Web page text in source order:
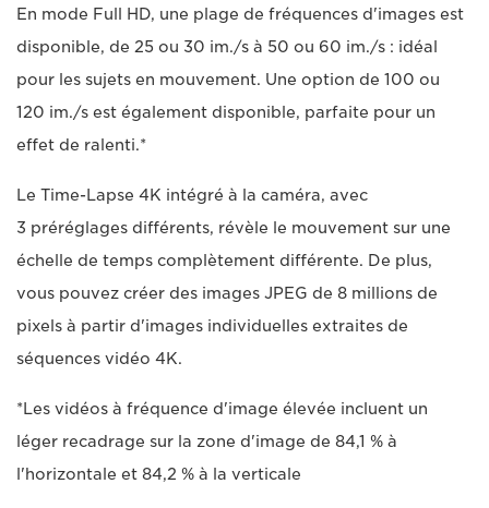
En mode Full HD, une plage de fréquences d'images est
disponible, de 25 ou 30 im./s à 50 ou 60 im./s : idéal
pour les sujets en mouvement. Une option de 100 ou
120 im./s est également disponible, parfaite pour un
effet de ralenti.*
Le Time-Lapse 4K intégré à la caméra, avec
3 préréglages différents, révèle le mouvement sur une
échelle de temps complètement différente. De plus,
vous pouvez créer des images JPEG de 8 millions de
pixels à partir d'images individuelles extraites de
séquences vidéo 4K.
*Les vidéos à fréquence d'image élevée incluent un
léger recadrage sur la zone d'image de 84,1 % à
l'horizontale et 84,2 % à la verticale